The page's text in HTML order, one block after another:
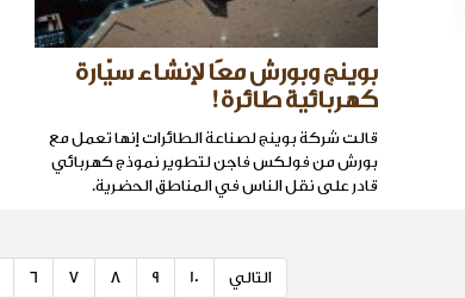
بوينج وبورش معًا لإنشاء سيّارة
كهربائية طائرة!
قالت شركة بوينج لصناعة الطائرات إنها تعمل مع
بورش من فولكس فاجن لتطوير نموذج كهربائي
قادر على نقل الناس في المناطق الحضرية.
6 7 8 9 10 التالي